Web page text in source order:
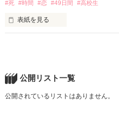
#死 #時間 #恋 #49日間 #高校生
表紙を見る
世界が逆さまになる
公開リスト一覧
公開されているリストはありません。